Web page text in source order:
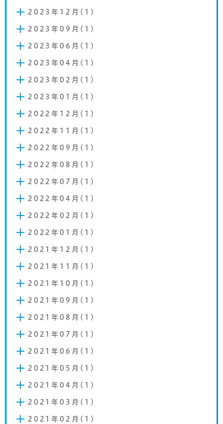
2023年12月(1)
2023年09月(1)
2023年06月(1)
2023年04月(1)
2023年02月(1)
2023年01月(1)
2022年12月(1)
2022年11月(1)
2022年09月(1)
2022年08月(1)
2022年07月(1)
2022年04月(1)
2022年02月(1)
2022年01月(1)
2021年12月(1)
2021年11月(1)
2021年10月(1)
2021年09月(1)
2021年08月(1)
2021年07月(1)
2021年06月(1)
2021年05月(1)
2021年04月(1)
2021年03月(1)
2021年02月(1)